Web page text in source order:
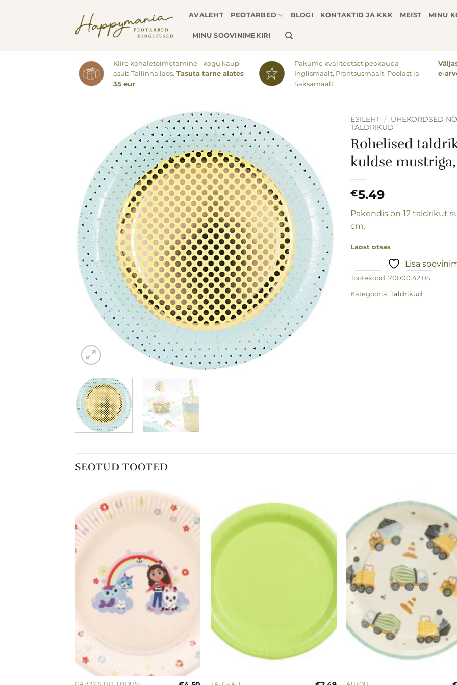
AVALEHT PEOTARBED BLOGI KONTAKTID JA KKK MEIST MINU
MINU SOOVINIMEKIRI
Kiire kohaletoimetamine - kogu kaup
asub Tallinna laos. Tasuta tarne alates
35 eur
Pakume kvaliteetset peokaupa
Inglismaalt, Prantsusmaalt, Poolast ja
Saksamaalt
e-
soovinimekirja
ESILEHT / ÜHEKORDSED
TALDRIKUD
Rohelised
kuldse mustriga,
€5.49
Pakendis on 12 taldrikut
cm.
Laost otsas
Lisa
Tootekood: 70000.42.05
Kategooria: Taldrikud
SEOTUD TOOTED
Lisa
soovinimekirja
Lisa
soovinimekirja
Lisa